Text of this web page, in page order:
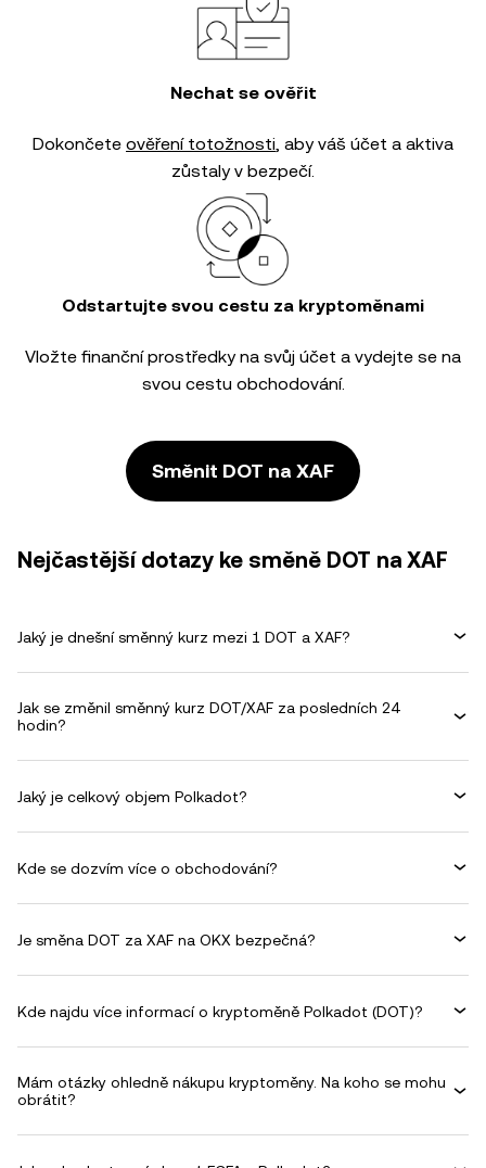
Nechat se ověřit
Dokončete ověření totožnosti, aby váš účet a aktiva
zůstaly v bezpečí.
Odstartujte svou cestu za kryptoměnami
Vložte finanční prostředky na svůj účet a vydejte se na
svou cestu obchodování.
Směnit DOT na XAF
Nejčastější dotazy ke směně DOT na XAF
Jaký je dnešní směnný kurz mezi 1 DOT a XAF?
Jak se změnil směnný kurz DOT/XAF za posledních 24
hodin?
Jaký je celkový objem Polkadot?
Kde se dozvím více o obchodování?
Je směna DOT za XAF na OKX bezpečná?
Kde najdu více informací o kryptoměně Polkadot (DOT)?
Mám otázky ohledně nákupu kryptoměny. Na koho se mohu
obrátit?